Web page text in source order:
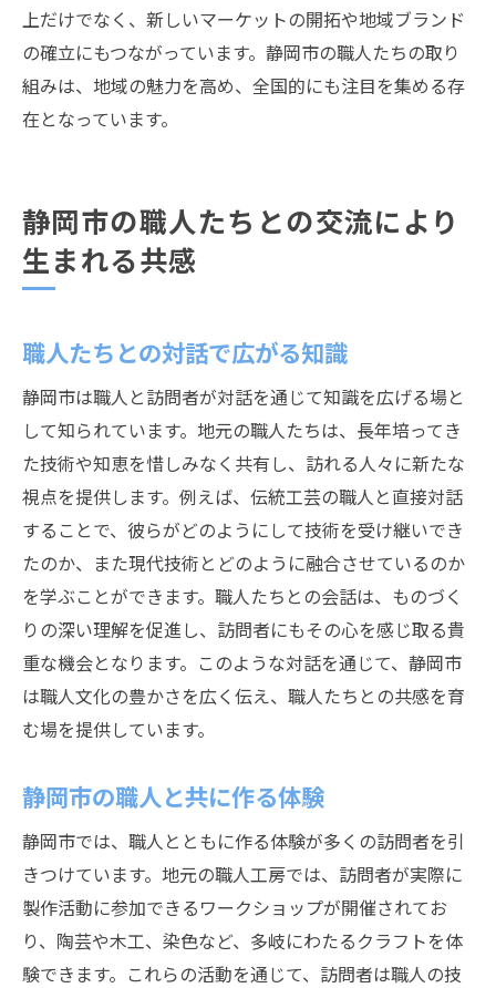
上だけでなく、新しいマーケットの開拓や地域ブランド
の確立にもつながっています。静岡市の職人たちの取り
組みは、地域の魅力を高め、全国的にも注目を集める存
在となっています。
静岡市の職人たちとの交流により
生まれる共感
職人たちとの対話で広がる知識
静岡市は職人と訪問者が対話を通じて知識を広げる場と
して知られています。地元の職人たちは、長年培ってき
た技術や知恵を惜しみなく共有し、訪れる人々に新たな
視点を提供します。例えば、伝統工芸の職人と直接対話
することで、彼らがどのようにして技術を受け継いでき
たのか、また現代技術とどのように融合させているのか
を学ぶことができます。職人たちとの会話は、ものづく
りの深い理解を促進し、訪問者にもその心を感じ取る貴
重な機会となります。このような対話を通じて、静岡市
は職人文化の豊かさを広く伝え、職人たちとの共感を育
む場を提供しています。
静岡市の職人と共に作る体験
静岡市では、職人とともに作る体験が多くの訪問者を引
きつけています。地元の職人工房では、訪問者が実際に
製作活動に参加できるワークショップが開催されてお
り、陶芸や木工、染色など、多岐にわたるクラフトを体
験できます。これらの活動を通じて、訪問者は職人の技